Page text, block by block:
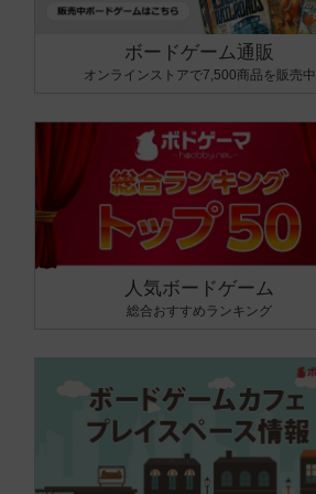
ボードゲーム通販
オンラインストアで7,500商品を販売中
人気ボードゲーム
総合おすすめランキング